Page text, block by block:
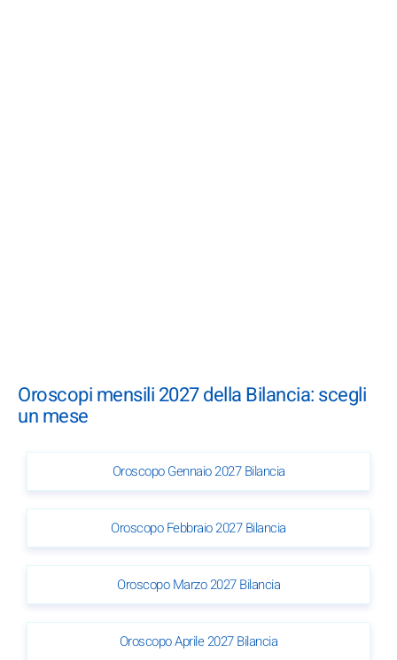
Oroscopi mensili 2027 della Bilancia: scegli
un mese
Oroscopo Gennaio 2027 Bilancia
Oroscopo Febbraio 2027 Bilancia
Oroscopo Marzo 2027 Bilancia
Oroscopo Aprile 2027 Bilancia